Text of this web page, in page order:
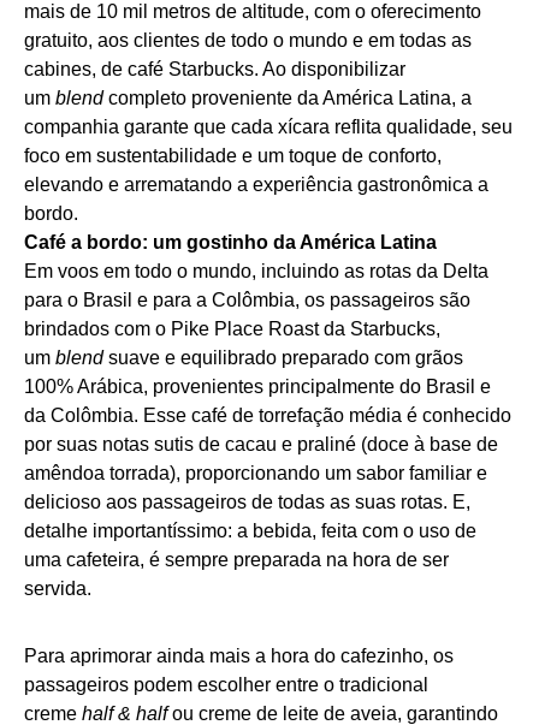
mais de 10 mil metros de altitude, com o oferecimento
gratuito, aos clientes de todo o mundo e em todas as
cabines, de café Starbucks. Ao disponibilizar
um blendcompleto proveniente da América Latina, a
companhia garante que cada xícara reflita qualidade, seu
foco em sustentabilidade e um toque de conforto,
elevando e arrematando a experiência gastronômica a
bordo.
Café a bordo: um gostinho da América Latina
Em voos em todo o mundo, incluindo as rotas da Delta
para o Brasil e para a Colômbia, os passageiros são
brindados com o Pike Place Roast da Starbucks,
um blendsuave e equilibrado preparado com grãos
100% Arábica, provenientes principalmente do Brasil e
da Colômbia. Esse café de torrefação média é conhecido
por suas notas sutis de cacau e praliné (doce à base de
amêndoa torrada), proporcionando um sabor familiar e
delicioso aos passageiros de todas as suas rotas. E,
detalhe importantíssimo: a bebida, feita com o uso de
uma cafeteira, é sempre preparada na hora de ser
servida.
Para aprimorar ainda mais a hora do cafezinho, os
passageiros podem escolher entre o tradicional
creme half & halfou creme de leite de aveia, garantindo